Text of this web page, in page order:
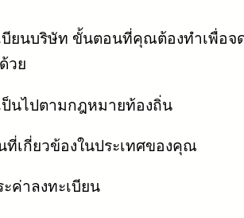
ยนบริษัท ขั้นตอนที่คุณต้องทำเพื่อ
วย
นไปตามกฎหมายท้องถิ่น
เกี่ยวข้องในประเทศของคุณ
ค่าลงทะเบียน